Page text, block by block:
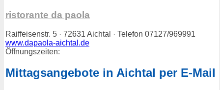
ristorante da paola
Raiffeisenstr. 5 · 72631 Aichtal · Telefon 07127/969991
www.dapaola-aichtal.de
Öffnungszeiten:
Mittagsangebote in Aichtal per E-Mail